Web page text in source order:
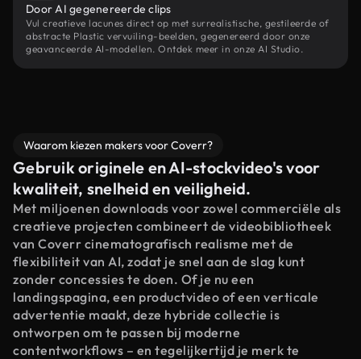
Door AI gegenereerde clips
Vul creatieve lacunes direct op met surrealistische, gestileerde of
abstracte Plastic vervuiling-beelden, gegenereerd door onze
geavanceerde AI-modellen. Ontdek meer in onze AI Studio.
Waarom kiezen makers voor Coverr?
Gebruik originele en AI-stockvideo's voor
kwaliteit, snelheid en veiligheid.
Met miljoenen downloads voor zowel commerciële als
creatieve projecten combineert de videobibliotheek
van Coverr cinematografisch realisme met de
flexibiliteit van AI, zodat je snel aan de slag kunt
zonder concessies te doen. Of je nu een
landingspagina, een productvideo of een verticale
advertentie maakt, deze hybride collectie is
ontworpen om te passen bij moderne
contentworkflows – en tegelijkertijd je merk te